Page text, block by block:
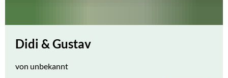
Didi & Gustav
von unbekannt